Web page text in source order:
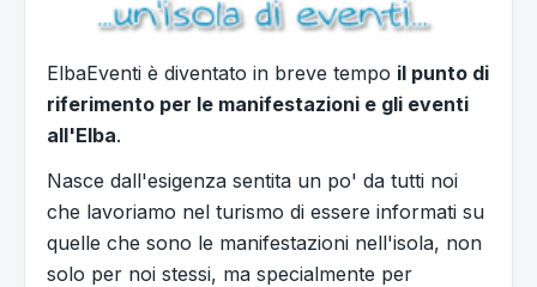
ElbaEventi è diventato in breve tempo il punto di
riferimento per le manifestazioni e gli eventi
all'Elba.
Nasce dall'esigenza sentita un po' da tutti noi
che lavoriamo nel turismo di essere informati su
quelle che sono le manifestazioni nell'isola, non
solo per noi stessi, ma specialmente per